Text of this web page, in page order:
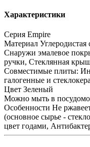
Характеристики
Серия Empire
Материал
Снаружи эмалевое
ручки, Стеклянная
Совместимые плиты:
галогенные и
Цвет Зеленый
Можно мыть в
Особенности Не
(основное сырье -
цвет годами,